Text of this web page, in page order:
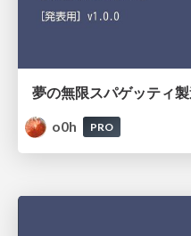
夢の無限スパゲッティ
o0h
PRO